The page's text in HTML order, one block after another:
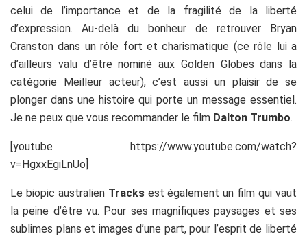
celui de l’importance et de la fragilité de la liberté
d’expression. Au-delà du bonheur de retrouver Bryan
Cranston dans un rôle fort et charismatique (ce rôle lui a
d’ailleurs valu d’être nominé aux Golden Globes dans la
catégorie Meilleur acteur), c’est aussi un plaisir de se
plonger dans une histoire qui porte un message essentiel.
Je ne peux que vous recommander le film Dalton Trumbo.
[youtube https://www.youtube.com/watch?
v=HgxxEgiLnUo]
Le biopic australien Tracksest également un film qui vaut
la peine d’être vu. Pour ses magnifiques paysages et ses
sublimes plans et images d’une part, pour l’esprit de liberté